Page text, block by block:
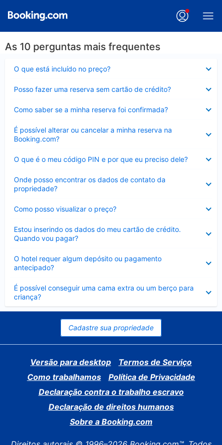
As 10 perguntas mais frequentes
O que está incluído no preço?
Posso fazer uma reserva sem cartão de crédito?
Como saber se a minha reserva foi confirmada?
É possível alterar ou cancelar a minha reserva na
Booking.com?
Contraído
O que é o meu código PIN e por que eu preciso dele?
Onde posso encontrar os dados de contato da
propriedade?
Como posso visualizar o preço?
Estou inserindo os dados do meu cartão de crédito.
Quando vou pagar?
O hotel requer algum depósito ou pagamento
antecipado?
É possível conseguir uma cama extra ou um berço para
criança?
Contraído
Cadastre sua propriedade
Versão para desktop
Termos de Serviço
Como trabalhamos
Política de Privacidade
Declaração contra o trabalho escravo
Declaração de direitos humanos
Sobre a Booking.com